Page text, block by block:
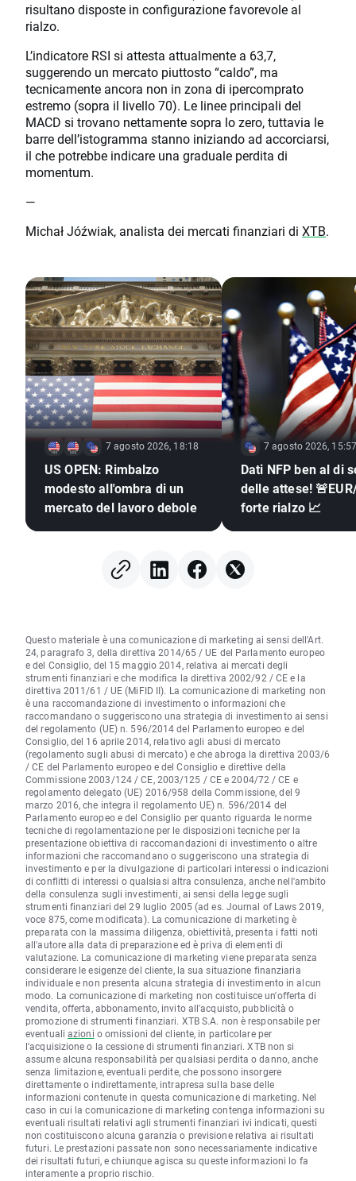
risultano disposte in configurazione favorevole al
rialzo.
L’indicatore RSI si attesta attualmente a 63,7,
suggerendo un mercato piuttosto “caldo”, ma
tecnicamente ancora non in zona di ipercomprato
estremo (sopra il livello 70). Le linee principali del
MACD si trovano nettamente sopra lo zero, tuttavia le
barre dell’istogramma stanno iniziando ad accorciarsi,
il che potrebbe indicare una graduale perdita di
momentum.
—
Michał Jóźwiak, analista dei mercati finanziari di XTB.
7 agosto 2026, 18:18
US OPEN: Rimbalzo
modesto all'ombra di un
mercato del lavoro debole
7 agosto 2026, 15:57
Dati NFP ben al di
delle attese!
forte rialzo 📈
Questo materiale è una comunicazione di marketing ai sensi dell'Art.
24, paragrafo 3, della direttiva 2014/65 / UE del Parlamento europeo
e del Consiglio, del 15 maggio 2014, relativa ai mercati degli
strumenti finanziari e che modifica la direttiva 2002/92 / CE e la
direttiva 2011/61 / UE (MiFID II). La comunicazione di marketing non
è una raccomandazione di investimento o informazioni che
raccomandano o suggeriscono una strategia di investimento ai sensi
del regolamento (UE) n. 596/2014 del Parlamento europeo e del
Consiglio, del 16 aprile 2014, relativo agli abusi di mercato
(regolamento sugli abusi di mercato) e che abroga la direttiva 2003/6
/ CE del Parlamento europeo e del Consiglio e direttive della
Commissione 2003/124 / CE, 2003/125 / CE e 2004/72 / CE e
regolamento delegato (UE) 2016/958 della Commissione, del 9
marzo 2016, che integra il regolamento UE) n. 596/2014 del
Parlamento europeo e del Consiglio per quanto riguarda le norme
tecniche di regolamentazione per le disposizioni tecniche per la
presentazione obiettiva di raccomandazioni di investimento o altre
informazioni che raccomandano o suggeriscono una strategia di
investimento e per la divulgazione di particolari interessi o indicazioni
di conflitti di interessi o qualsiasi altra consulenza, anche nell'ambito
della consulenza sugli investimenti, ai sensi della legge sugli
strumenti finanziari del 29 luglio 2005 (ad es. Journal of Laws 2019,
voce 875, come modificata). La comunicazione di marketing è
preparata con la massima diligenza, obiettività, presenta i fatti noti
all'autore alla data di preparazione ed è priva di elementi di
valutazione. La comunicazione di marketing viene preparata senza
considerare le esigenze del cliente, la sua situazione finanziaria
individuale e non presenta alcuna strategia di investimento in alcun
modo. La comunicazione di marketing non costituisce un'offerta di
vendita, offerta, abbonamento, invito all'acquisto, pubblicità o
promozione di strumenti finanziari. XTB S.A. non è responsabile per
eventuali azioni o omissioni del cliente, in particolare per
l'acquisizione o la cessione di strumenti finanziari. XTB non si
assume alcuna responsabilità per qualsiasi perdita o danno, anche
senza limitazione, eventuali perdite, che possono insorgere
direttamente o indirettamente, intrapresa sulla base delle
informazioni contenute in questa comunicazione di marketing. Nel
caso in cui la comunicazione di marketing contenga informazioni su
eventuali risultati relativi agli strumenti finanziari ivi indicati, questi
non costituiscono alcuna garanzia o previsione relativa ai risultati
futuri. Le prestazioni passate non sono necessariamente indicative
dei risultati futuri, e chiunque agisca su queste informazioni lo fa
interamente a proprio rischio.